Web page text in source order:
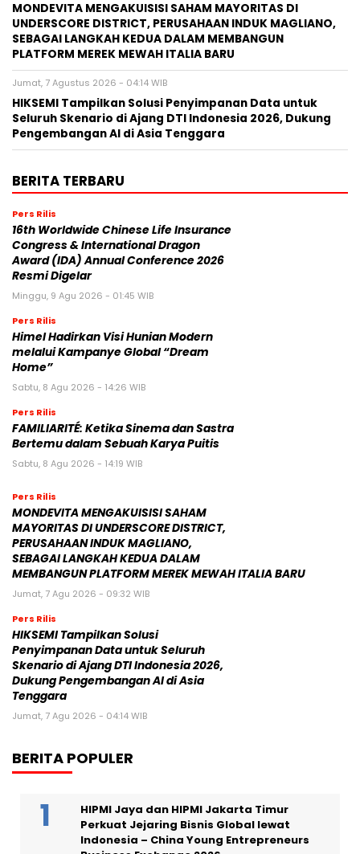
MONDEVITA MENGAKUISISI SAHAM MAYORITAS DI
UNDERSCORE DISTRICT, PERUSAHAAN INDUK MAGLIANO,
SEBAGAI LANGKAH KEDUA DALAM MEMBANGUN
PLATFORM MEREK MEWAH ITALIA BARU
Jumat, 7 Agustus 2026 - 04:14 WIB
HIKSEMI Tampilkan Solusi Penyimpanan Data untuk
Seluruh Skenario di Ajang DTI Indonesia 2026, Dukung
Pengembangan AI di Asia Tenggara
BERITA TERBARU
Pers Rilis
16th Worldwide Chinese Life Insurance
Congress & International Dragon
Award (IDA) Annual Conference 2026
Resmi Digelar
Minggu, 9 Agu 2026 - 01:45 WIB
Pers Rilis
Himel Hadirkan Visi Hunian Modern
melalui Kampanye Global “Dream
Home”
Sabtu, 8 Agu 2026 - 14:26 WIB
Pers Rilis
FAMILIARITÉ: Ketika Sinema dan Sastra
Bertemu dalam Sebuah Karya Puitis
Sabtu, 8 Agu 2026 - 14:19 WIB
Pers Rilis
MONDEVITA MENGAKUISISI SAHAM
MAYORITAS DI UNDERSCORE DISTRICT,
PERUSAHAAN INDUK MAGLIANO,
SEBAGAI LANGKAH KEDUA DALAM
MEMBANGUN PLATFORM MEREK MEWAH ITALIA BARU
Jumat, 7 Agu 2026 - 09:32 WIB
Pers Rilis
HIKSEMI Tampilkan Solusi
Penyimpanan Data untuk Seluruh
Skenario di Ajang DTI Indonesia 2026,
Dukung Pengembangan AI di Asia
Tenggara
Jumat, 7 Agu 2026 - 04:14 WIB
BERITA POPULER
HIPMI Jaya dan HIPMI Jakarta Timur
Perkuat Jejaring Bisnis Global lewat
Indonesia – China Young Entrepreneurs